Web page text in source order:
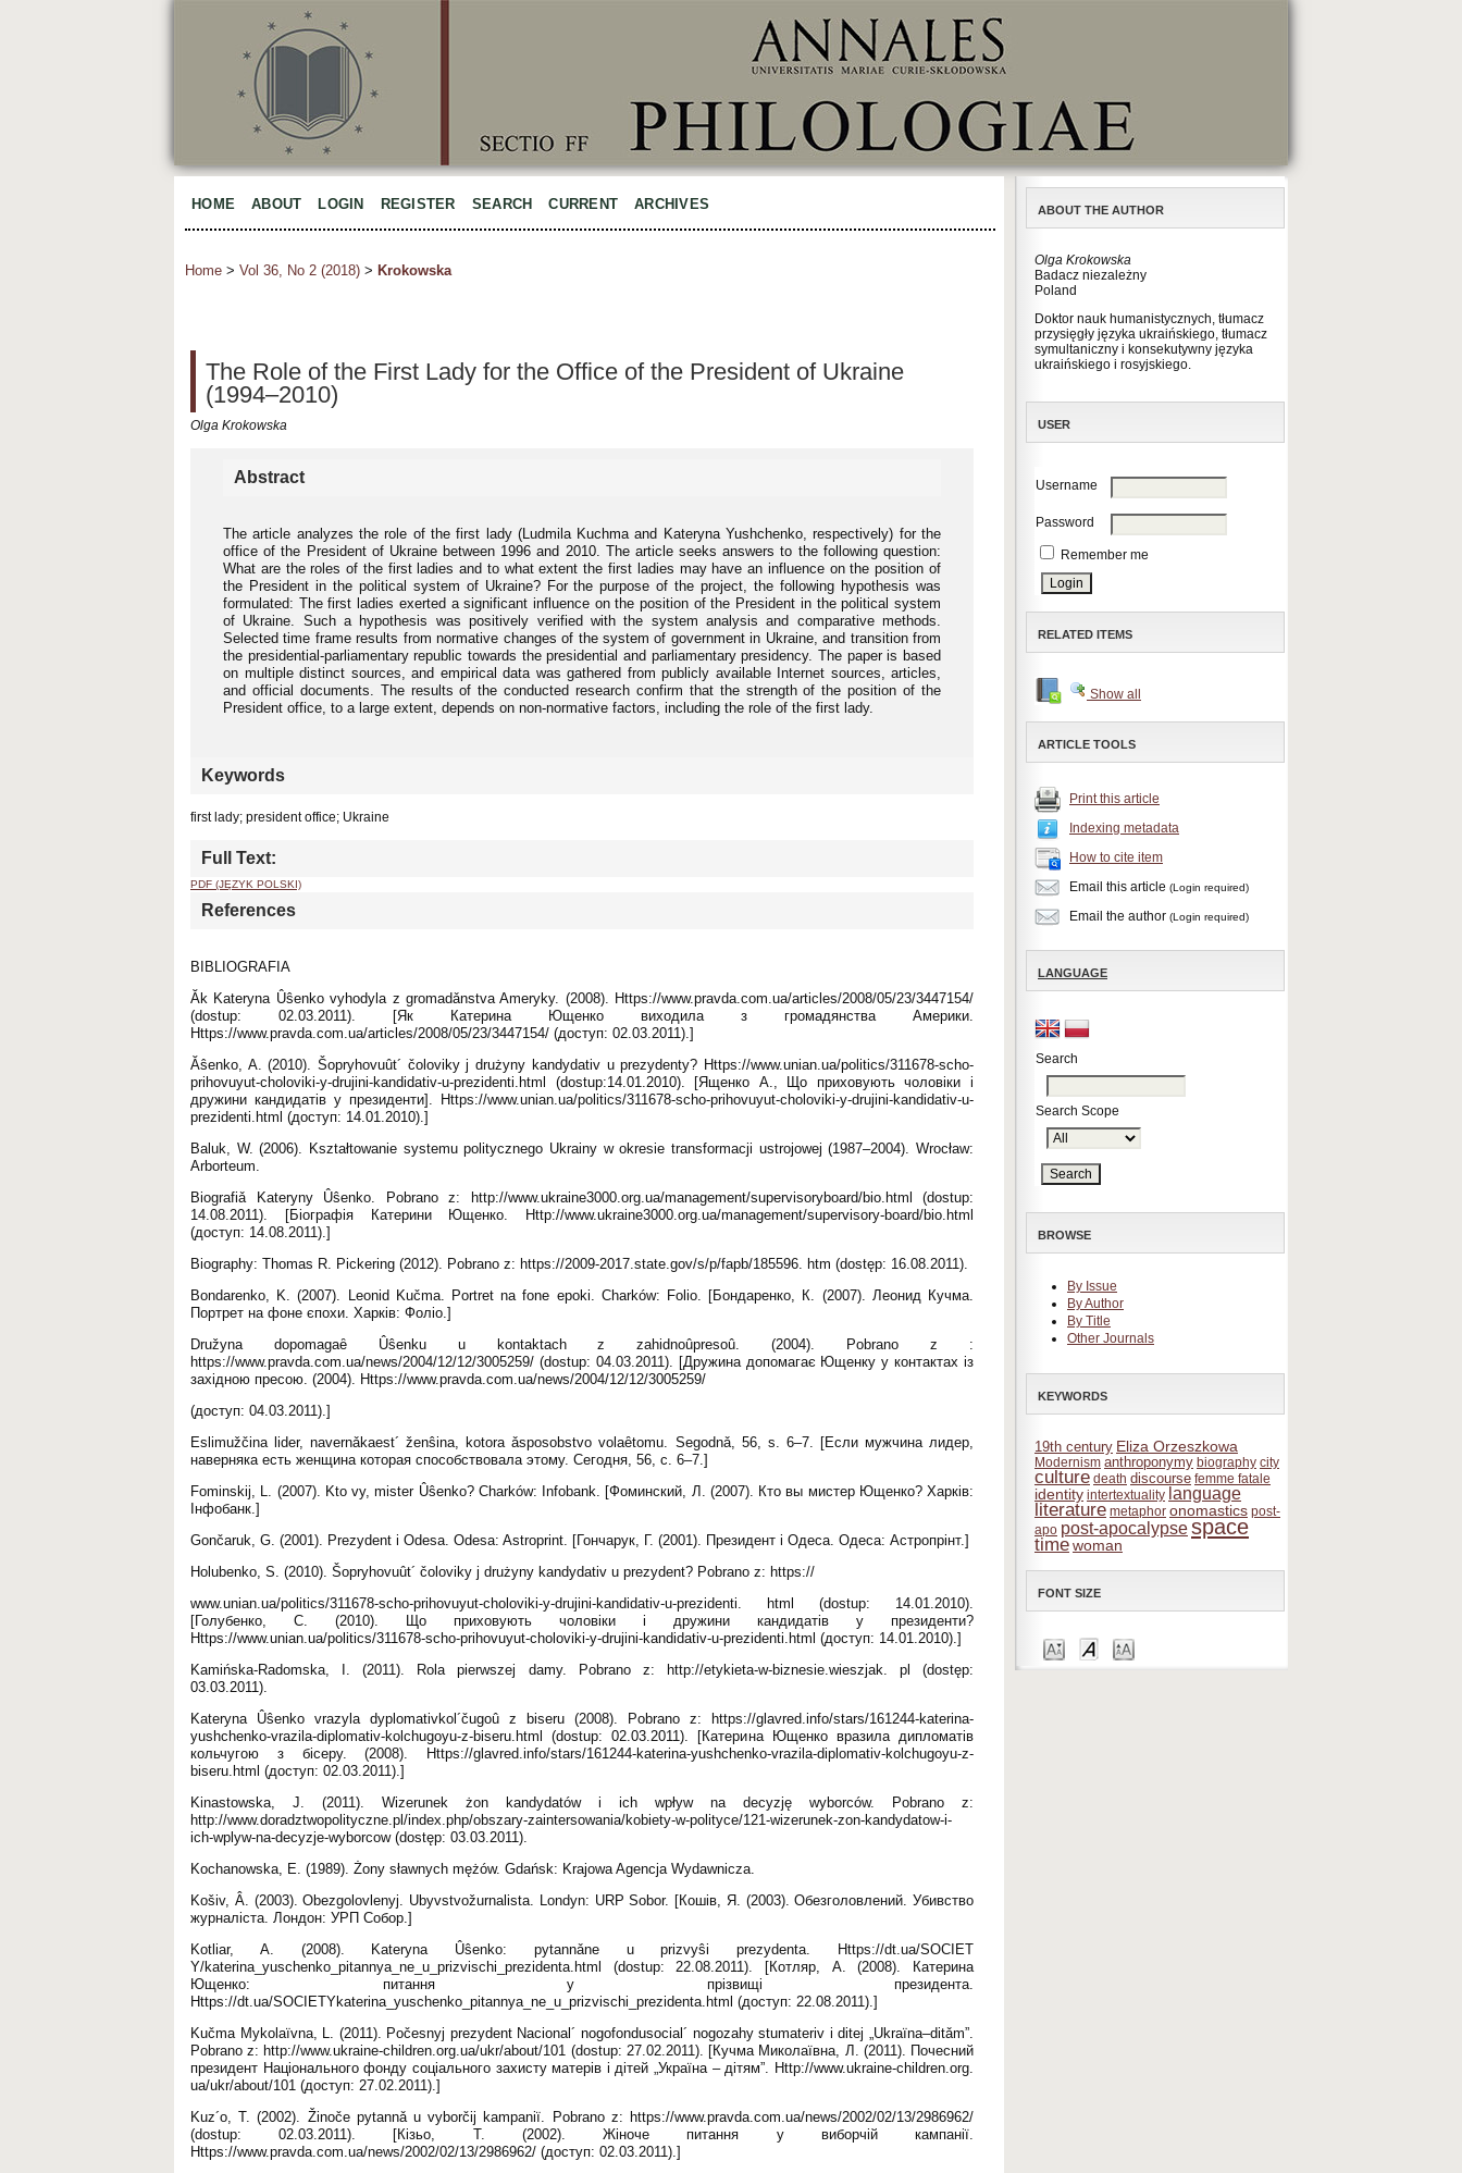
ABOUT THE AUTHOR
Olga Krokowska
Badacz niezależny
Poland
Doktor nauk humanistycznych, tłumacz
przysięgły języka ukraińskiego, tłumacz
symultaniczny i konsekutywny języka
ukraińskiego i rosyjskiego.
USER
Username
Password
Remember me
RELATED ITEMS
Show all
ARTICLE TOOLS
Print this article
Indexing metadata
How to cite item
Email this article (Login required)
Email the author (Login required)
LANGUAGE
Search
Search Scope
BROWSE
By Issue
By Author
By Title
Other Journals
KEYWORDS
19th century Eliza Orzeszkowa
Modernism anthroponymy biography city
culture death discourse femme fatale
identity intertextuality language
literature metaphor onomastics post-
apo post-apocalypsespace
timewoman
FONT SIZE
HOME ABOUT LOGIN REGISTER SEARCH CURRENT ARCHIVES
Home > Vol 36, No 2 (2018) > Krokowska
The Role of the First Lady for the Office of the President of Ukraine
(1994–2010)
Olga Krokowska
Abstract
The article analyzes the role of the first lady (Ludmila Kuchma and Kateryna Yushchenko, respectively) for the
office of the President of Ukraine between 1996 and 2010. The article seeks answers to the following question:
What are the roles of the first ladies and to what extent the first ladies may have an influence on the position of
the President in the political system of Ukraine? For the purpose of the project, the following hypothesis was
formulated: The first ladies exerted a significant influence on the position of the President in the political system
of Ukraine. Such a hypothesis was positively verified with the system analysis and comparative methods.
Selected time frame results from normative changes of the system of government in Ukraine, and transition from
the presidential-parliamentary republic towards the presidential and parliamentary presidency. The paper is based
on multiple distinct sources, and empirical data was gathered from publicly available Internet sources, articles,
and official documents. The results of the conducted research confirm that the strength of the position of the
President office, to a large extent, depends on non-normative factors, including the role of the first lady.
Keywords
first lady; president office; Ukraine
Full Text:
PDF (JĘZYK POLSKI)
References
BIBLIOGRAFIA
Ăk Kateryna Ûŝenko vyhodyla z gromadǎnstva Ameryky. (2008). Https://www.pravda.com.ua/articles/2008/05/23/3447154/
(dostup: 02.03.2011). [Як Катерина Ющенко виходила з громадянства Америки.
Https://www.pravda.com.ua/articles/2008/05/23/3447154/ (доступ: 02.03.2011).]
Ăŝenko, A. (2010). Šopryhovuût´ čoloviky j drużyny kandydativ u prezydenty? Https://www.unian.ua/politics/311678-scho-
prihovuyut-choloviki-y-drujini-kandidativ-u-prezidenti.html (dostup:14.01.2010). [Ященко А., Що приховують чоловіки і
дружини кандидатів у президенти]. Https://www.unian.ua/politics/311678-scho-prihovuyut-choloviki-y-drujini-kandidativ-u-
prezidenti.html (доступ: 14.01.2010).]
Baluk, W. (2006). Kształtowanie systemu politycznego Ukrainy w okresie transformacji ustrojowej (1987–2004). Wrocław:
Arborteum.
Biografiǎ Kateryny Ûŝenko. Pobrano z: http://www.ukraine3000.org.ua/management/supervisoryboard/bio.html (dostup:
14.08.2011). [Біографія Катерини Ющенко. Http://www.ukraine3000.org.ua/management/supervisory-board/bio.html
(доступ: 14.08.2011).]
Biography: Thomas R. Pickering (2012). Pobrano z: https://2009-2017.state.gov/s/p/fapb/185596. htm (dostęp: 16.08.2011).
Bondarenko, K. (2007). Leonid Kučma. Portret na fone epoki. Charków: Folio. [Бондаренко, К. (2007). Леонид Кучма.
Портрет на фоне єпохи. Харків: Фоліо.]
Družyna dopomagaȇ Ûŝenku u kontaktach z zahidnoûpresoû. (2004). Pobrano z :
https://www.pravda.com.ua/news/2004/12/12/3005259/ (dostup: 04.03.2011). [Дружина допомагає Ющенку у контактах із
західною пресою. (2004). Https://www.pravda.com.ua/news/2004/12/12/3005259/
(доступ: 04.03.2011).]
Eslimužčina lider, navernǎkaest´ ženŝina, kotora ǎsposobstvo volaȇtomu. Segodnǎ, 56, s. 6–7. [Если мужчина лидер,
наверняка есть женщина которая способствовала этому. Сегодня, 56, c. 6–7.]
Fominskij, L. (2007). Kto vy, mister Ûŝenko? Charków: Infobank. [Фоминский, Л. (2007). Кто вы мистер Ющенко? Харків:
Інфобанк.]
Gončaruk, G. (2001). Prezydent i Odesa. Odesa: Astroprint. [Гончарук, Г. (2001). Президент і Одеса. Одеса: Астропрінт.]
Holubenko, S. (2010). Šopryhovuût´ čoloviky j drużyny kandydativ u prezydent? Pobrano z: https://
www.unian.ua/politics/311678-scho-prihovuyut-choloviki-y-drujini-kandidativ-u-prezidenti. html (dostup: 14.01.2010).
[Голубенко, С. (2010). Що приховують чоловіки і дружини кандидатів у президенти?
Https://www.unian.ua/politics/311678-scho-prihovuyut-choloviki-y-drujini-kandidativ-u-prezidenti.html (доступ: 14.01.2010).]
Kamińska-Radomska, I. (2011). Rola pierwszej damy. Pobrano z: http://etykieta-w-biznesie.wieszjak. pl (dostęp:
03.03.2011).
Kateryna Ûŝenko vrazyla dyplomativkol´čugoû z biseru (2008). Pobrano z: https://glavred.info/stars/161244-katerina-
yushchenko-vrazila-diplomativ-kolchugoyu-z-biseru.html (dostup: 02.03.2011). [Катерина Ющенко вразила дипломатів
кольчугою з бісеру. (2008). Https://glavred.info/stars/161244-katerina-yushchenko-vrazila-diplomativ-kolchugoyu-z-
biseru.html (доступ: 02.03.2011).]
Kinastowska, J. (2011). Wizerunek żon kandydatów i ich wpływ na decyzję wyborców. Pobrano z:
http://www.doradztwopolityczne.pl/index.php/obszary-zaintersowania/kobiety-w-polityce/121-wizerunek-zon-kandydatow-i-
ich-wplyw-na-decyzje-wyborcow (dostęp: 03.03.2011).
Kochanowska, E. (1989). Żony sławnych mężów. Gdańsk: Krajowa Agencja Wydawnicza.
Košiv, Â. (2003). Obezgolovlenyj. Ubyvstvožurnalista. Londyn: URP Sobor. [Кошів, Я. (2003). Обезголовлений. Убивство
журналіста. Лондон: УРП Собор.]
Kotliar, A. (2008). Kateryna Ûŝenko: pytannǎne u prizvyŝi prezydenta. Https://dt.ua/SOCIET
Y/katerina_yuschenko_pitannya_ne_u_prizvischi_prezidenta.html (dostup: 22.08.2011). [Котляр, А. (2008). Катерина
Ющенко: питання у прізвищі президента.
Https://dt.ua/SOCIETYkaterina_yuschenko_pitannya_ne_u_prizvischi_prezidenta.html (доступ: 22.08.2011).]
Kučma Mykolaïvna, L. (2011). Počesnyj prezydent Nacional´ nogofondusocial´ nogozahy stumateriv i ditej „Ukraïna–ditǎm”.
Pobrano z: http://www.ukraine-children.org.ua/ukr/about/101 (dostup: 27.02.2011). [Кучма Миколаївна, Л. (2011). Почесний
президент Національного фонду соціального захисту матерів і дітей „Україна – дітям”. Http://www.ukraine-children.org.
ua/ukr/about/101 (доступ: 27.02.2011).]
Kuz´o, T. (2002). Žinoče pytannǎ u vyborčij kampaniï. Pobrano z: https://www.pravda.com.ua/news/2002/02/13/2986962/
(dostup: 02.03.2011). [Кізьо, Т. (2002). Жіноче питання у виборчій кампанії.
Https://www.pravda.com.ua/news/2002/02/13/2986962/ (доступ: 02.03.2011).]